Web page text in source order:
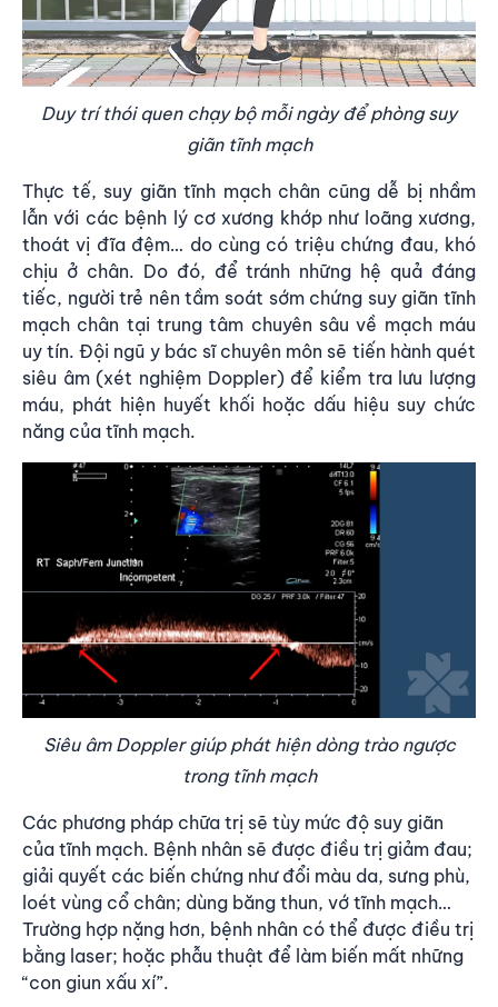
Duy trí thói quen chạy bộ mỗi ngày để phòng suy
giãn tĩnh mạch
Thực tế, suy giãn tĩnh mạch chân cũng dễ bị nhầm
lẫn với các bệnh lý cơ xương khớp như loãng xương,
thoát vị đĩa đệm… do cùng có triệu chứng đau, khó
chịu ở chân. Do đó, để tránh những hệ quả đáng
tiếc, người trẻ nên tầm soát sớm chứng suy giãn tĩnh
mạch chân tại trung tâm chuyên sâu về mạch máu
uy tín. Đội ngũ y bác sĩ chuyên môn sẽ tiến hành quét
siêu âm (xét nghiệm Doppler)để kiểm tra lưu lượng
máu, phát hiện huyết khối hoặc dấu hiệu suy chức
năng của tĩnh mạch.
Siêu âm Doppler giúp phát hiện dòng trào ngược
trong tĩnh mạch
Các phương pháp chữa trị sẽ tùy mức độ suy giãn
của tĩnh mạch. Bệnh nhân sẽ được điều trị giảm đau;
giải quyết các biến chứng như đổi màu da, sưng phù,
loét vùng cổ chân; dùng băng thun, vớ tĩnh mạch…
Trường hợp nặng hơn, bệnh nhân có thể được điều trị
bằng laser; hoặc phẫu thuật để làm biến mất những
“con giun xấu xí”.